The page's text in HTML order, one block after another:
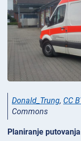
Donald_Trung, CC
Commons
Planiranje